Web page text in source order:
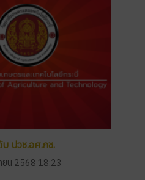
ปวช.อศ.กช.
ยน 2568 18:23